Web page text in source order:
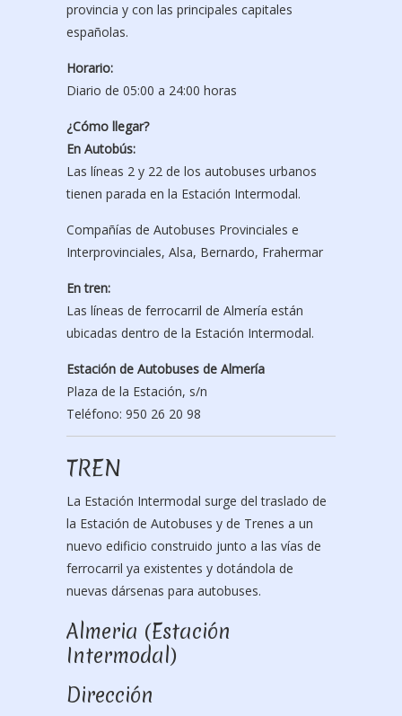
provincia y con las principales capitales
españolas.
Horario:
Diario de 05:00 a 24:00 horas
¿Cómo llegar?
En Autobús:
Las líneas 2 y 22 de los autobuses urbanos
tienen parada en la Estación Intermodal.
Compañías de Autobuses Provinciales e
Interprovinciales, Alsa, Bernardo, Frahermar
En tren:
Las líneas de ferrocarril de Almería están
ubicadas dentro de la Estación Intermodal.
Estación de Autobuses de Almería
Plaza de la Estación, s/n
Teléfono: 950 26 20 98
TREN
La Estación Intermodal surge del traslado de
la Estación de Autobuses y de Trenes a un
nuevo edificio construido junto a las vías de
ferrocarril ya existentes y dotándola de
nuevas dársenas para autobuses.
Almeria (Estación
Intermodal)
Dirección